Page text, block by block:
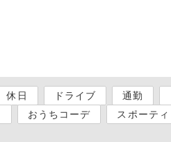
休日 ドライブ 通勤
おうちコーデ スポーティ